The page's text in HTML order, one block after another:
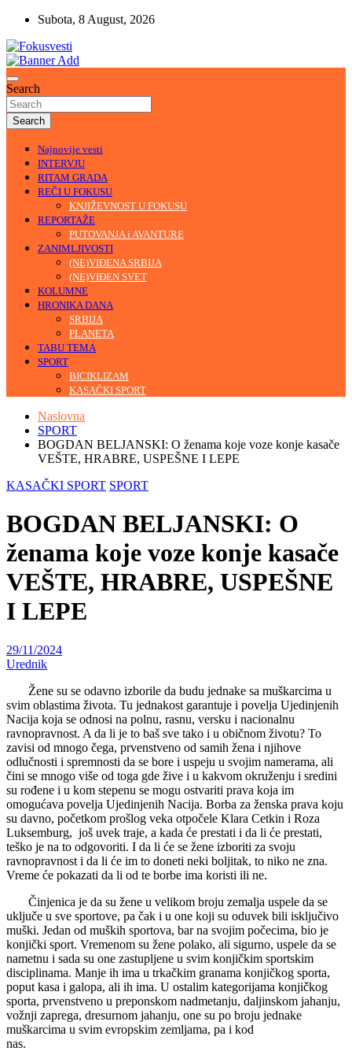
Skip
content
Subota, 8 August, 2026
Fokusvesti
Search
Search
Najnovije vesti
INTERVJU
RITAM GRADA
REČI U FOKUSU
KNJIŽEVNOST U FOKUSU
REPORTAŽE
PUTOVANJA i AVANTURE
ZANIMLJIVOSTI
(NE)VIĐENA SRBIJA
(NE)VIĐEN SVET
KOLUMNE
HRONIKA DANA
SRBIJA
PLANETA
TABU TEMA
SPORT
BICIKLIZAM
KASAČKI SPORT
Naslovna
SPORT
BOGDAN BELJANSKI: O ženama koje voze konje kasače
VEŠTE, HRABRE, USPEŠNE I LEPE
KASAČKI SPORT SPORT
BOGDAN BELJANSKI: O
ženama koje voze konje kasače
VEŠTE, HRABRE, USPEŠNE
I LEPE
29/11/2024
Urednik
Žene su se odavno izborile da budu jednake sa muškarcima u
svim oblastima života. Tu jednakost garantuje i povelja Ujedinjenih
Nacija koja se odnosi na polnu, rasnu, versku i nacionalnu
ravnopravnost. A da li je to baš sve tako i u običnom životu? To
zavisi od mnogo čega, prvenstveno od samih žena i njihove
odlučnosti i spremnosti da se bore i uspeju u svojim namerama, ali
čini se mnogo više od toga gde žive i u kakvom okruženju i sredini
su rođene i u kom stepenu se mogu ostvariti prava koja im
omogućava povelja Ujedinjenih Nacija. Borba za ženska prava koju
su davno, početkom prošlog veka otpočele Klara Cetkin i Roza
Luksemburg, još uvek traje, a kada će prestati i da li će prestati,
teško je na to odgovoriti. I da li će se žene izboriti za svoju
ravnopravnost i da li će im to doneti neki boljitak, to niko ne zna.
Vreme će pokazati da li od te borbe ima koristi ili ne.
Činjenica je da su žene u velikom broju zemalja uspele da se
uključe u sve sportove, pa čak i u one koji su oduvek bili isključivo
muški. Jedan od muških sportova, bar na svojim počecima, bio je
konjički sport. Vremenom su žene polako, ali sigurno, uspele da se
nametnu i sada su one zastupljene u svim konjičkim sportskim
disciplinama. Manje ih ima u trkačkim granama konjičkog sporta,
poput kasa i galopa, ali ih ima. U ostalim kategorijama konjičkog
sporta, prvenstveno u preponskom nadmetanju, daljinskom jahanju,
vožnji zaprega, dresurnom jahanju, one su po broju jednake
muškarcima u svim evropskim zemljama, pa i kod
nas.